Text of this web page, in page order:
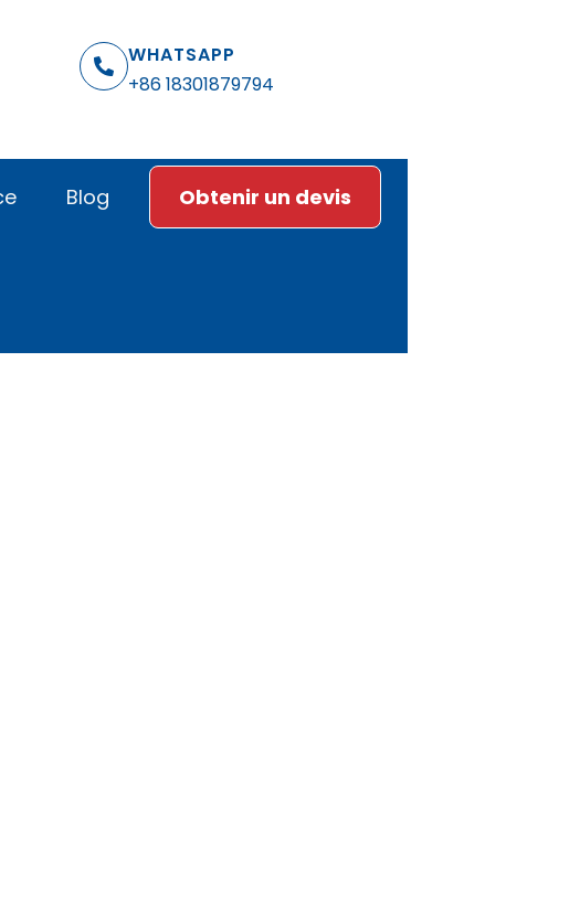
WHATSAPP
+86 18301879794
Blog Obtenir un devis